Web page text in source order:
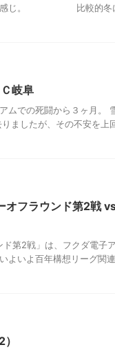
た感じ。 比較的冬に
岐阜
ムでの死闘から３ヶ月。
ましたが、その不安を上
フラウンド第2戦
第2戦」は、フクダ電子
よいよ百年構想リーグ関